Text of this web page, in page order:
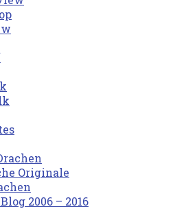
Originale
2006 – 2016